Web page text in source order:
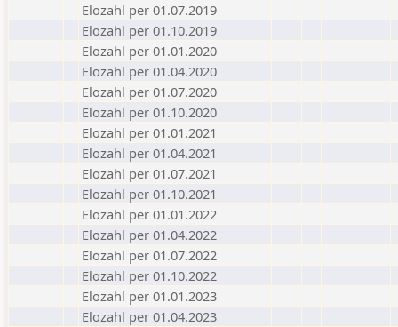
Elozahl per 01.07.2019
Elozahl per 01.10.2019
Elozahl per 01.01.2020
Elozahl per 01.04.2020
Elozahl per 01.07.2020
Elozahl per 01.10.2020
Elozahl per 01.01.2021
Elozahl per 01.04.2021
Elozahl per 01.07.2021
Elozahl per 01.10.2021
Elozahl per 01.01.2022
Elozahl per 01.04.2022
Elozahl per 01.07.2022
Elozahl per 01.10.2022
Elozahl per 01.01.2023
Elozahl per 01.04.2023